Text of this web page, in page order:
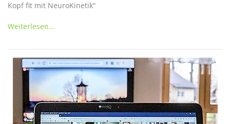
Kopf fit mit NeuroKinetik“
Weiterlesen...